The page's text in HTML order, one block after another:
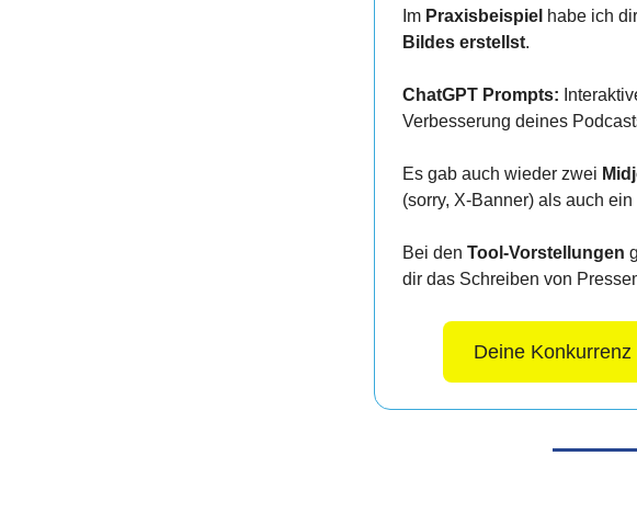
Im Praxisbeispiel habe ich
Bildes erstellst.
ChatGPT Prompts:
Verbesserung deines
Es gab auch wieder zwei
(sorry, X-Banner) als auch
Bei den Tool-Vorstellungen
dir das Schreiben von
Deine